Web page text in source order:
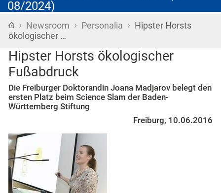
08/2024)
Startseite
› Newsroom › Personalia › Hipster Horsts
ökologischer …
Hipster Horsts ökologischer
Fußabdruck
Die Freiburger Doktorandin Joana Madjarov belegt den
ersten Platz beim Science Slam der Baden-
Württemberg Stiftung
Freiburg, 10.06.2016